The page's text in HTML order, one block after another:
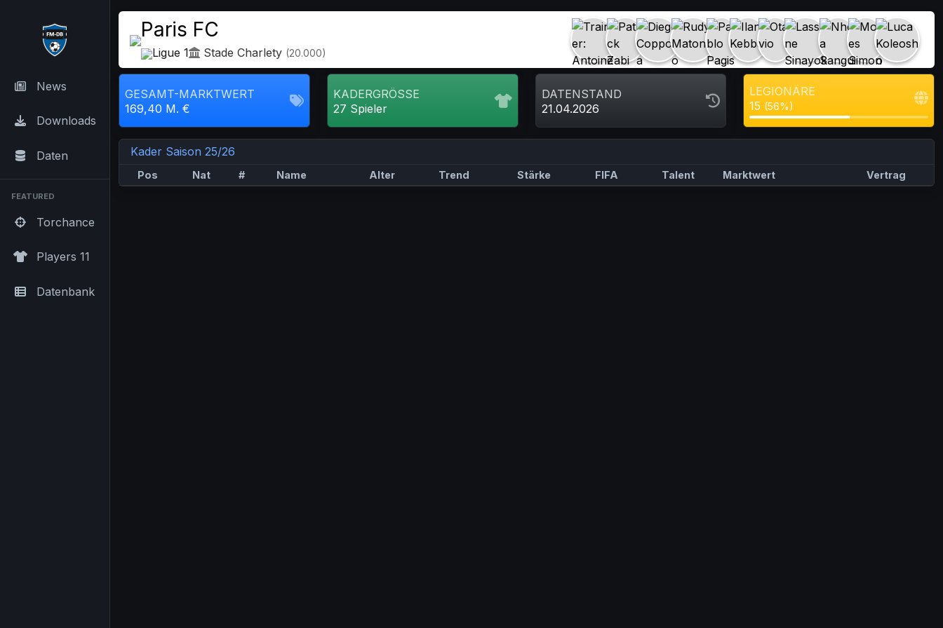
News
Downloads
Daten
FEATURED
Torchance
Players 11
Datenbank
Paris FC
Ligue 1 Stade Charlety (20.000)
GESAMT-MARKTWERT
169,40 M. €
KADERGRÖSSE
27 Spieler
DATENSTAND
21.04.2026
LEGIONÄRE
15 (56%)
Kader Saison 25/26
Pos Nat # Name Alter Trend Stärke FIFA Talent Marktwert Vertrag